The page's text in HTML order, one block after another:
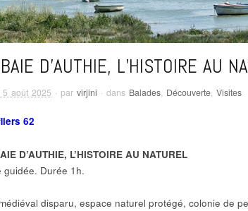
D’AUTHIE, L’HISTOIRE AU
5 août 2025 · par virjini · dans Balades, Découverte, Visites
62
D’AUTHIE, L’HISTOIRE AU NATUREL
guidée. Durée 1h.
disparu, espace naturel protégé, colonie de